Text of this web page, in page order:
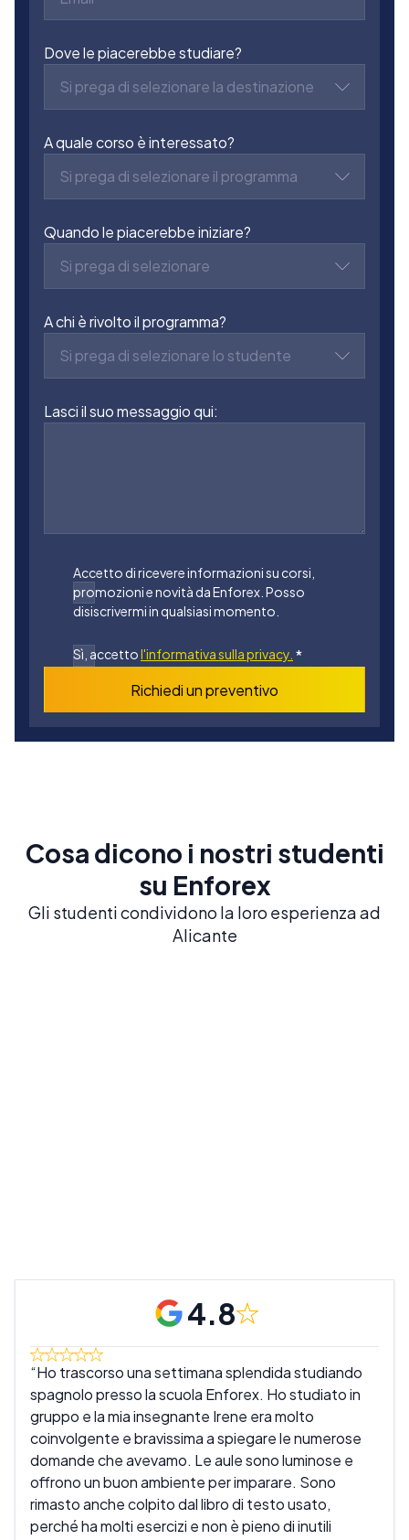
Dove le piacerebbe studiare?
Si prega di selezionare la destinazione
A quale corso è interessato?
Si prega di selezionare il programma
Quando le piacerebbe iniziare?
Si prega di selezionare
A chi è rivolto il programma?
Si prega di selezionare lo studente
Lasci il suo messaggio qui:
Accetto di ricevere informazioni su corsi,
promozioni e novità da Enforex. Posso
disiscrivermi in qualsiasi momento.
Sì, accettol'informativa sulla privacy. *
Richiedi un preventivo
Cosa dicono i nostri studenti
su Enforex
Gli studenti condividono la loro esperienza ad
Alicante
4.8
Ho trascorso una settimana splendida studiando
spagnolo presso la scuola Enforex. Ho studiato in
gruppo e la mia insegnante Irene era molto
coinvolgente e bravissima a spiegare le numerose
domande che avevamo. Le aule sono luminose e
offrono un buon ambiente per imparare. Sono
rimasto anche colpito dal libro di testo usato,
perché ha molti esercizi e non è pieno di inutili